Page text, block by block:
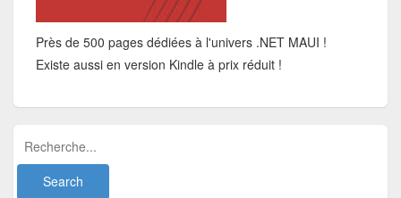
Près de 500 pages dédiées à l'univers .NET MAUI !
Existe aussi en version Kindle à prix réduit !